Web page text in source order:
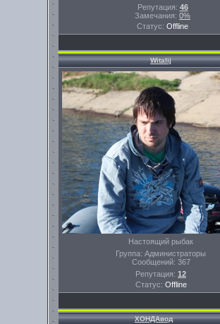
Репутация: 46
Замечания: 0%
Статус: Offline
Witalij
Настоящий рыбак
Группа: Администраторы
Сообщений: 367
Репутация: 12
Статус: Offline
ХОНДАвод